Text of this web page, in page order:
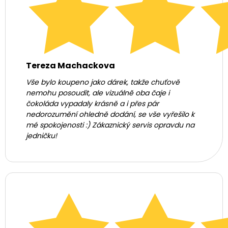
Tereza Machackova
Vše bylo koupeno jako dárek, takže chuťově
nemohu posoudit, ale vizuálně oba čaje i
čokoláda vypadaly krásně a i přes pár
nedorozumění ohledně dodání, se vše vyřešilo k
mé spokojenosti :) Zákaznický servis opravdu na
jedničku!